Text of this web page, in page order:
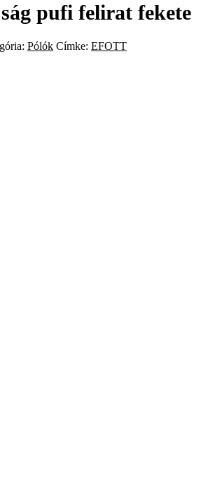
pufi felirat fekete
Pólók Címke: EFOTT